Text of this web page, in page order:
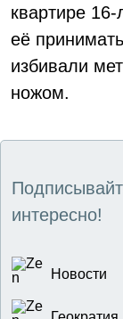
квартире
её
избивали
ножом.
интересно!
Новости